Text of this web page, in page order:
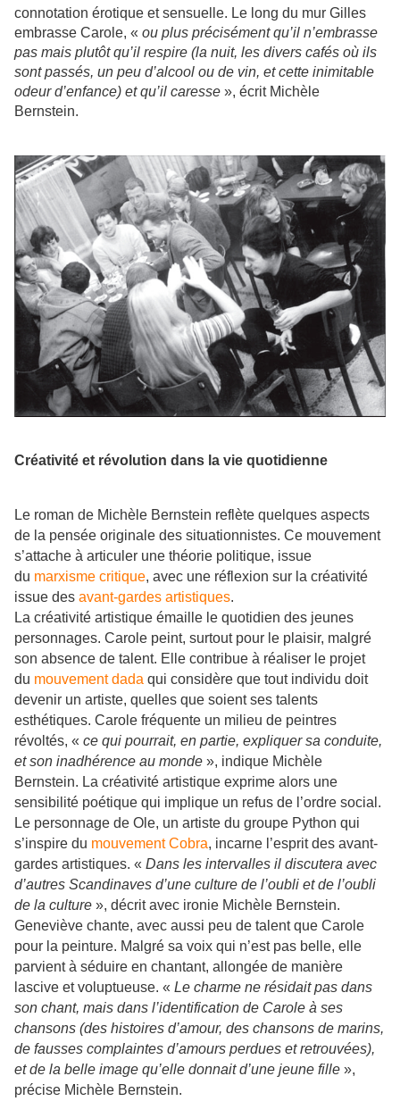
connotation érotique et sensuelle. Le long du mur Gilles
embrasse Carole, « ou plus précisément qu’il n’embrasse
pas mais plutôt qu’il respire (la nuit, les divers cafés où ils
sont passés, un peu d’alcool ou de vin, et cette inimitable
odeur d’enfance) et qu’il caresse », écrit Michèle
Bernstein.
Créativité et révolution dans la vie quotidienne
Le roman de Michèle Bernstein reflète quelques aspects
de la pensée originale des situationnistes. Ce mouvement
s’attache à articuler une théorie politique, issue
du marxisme critique, avec une réflexion sur la créativité
issue des avant-gardes artistiques.
La créativité artistique émaille le quotidien des jeunes
personnages. Carole peint, surtout pour le plaisir, malgré
son absence de talent. Elle contribue à réaliser le projet
du mouvement dada qui considère que tout individu doit
devenir un artiste, quelles que soient ses talents
esthétiques. Carole fréquente un milieu de peintres
révoltés, « ce qui pourrait, en partie, expliquer sa conduite,
et son inadhérence au monde », indique Michèle
Bernstein. La créativité artistique exprime alors une
sensibilité poétique qui implique un refus de l’ordre social.
Le personnage de Ole, un artiste du groupe Python qui
s’inspire du mouvement Cobra, incarne l’esprit des avant-
gardes artistiques. « Dans les intervalles il discutera avec
d’autres Scandinaves d’une culture de l’oubli et de l’oubli
de la culture », décrit avec ironie Michèle Bernstein.
Geneviève chante, avec aussi peu de talent que Carole
pour la peinture. Malgré sa voix qui n’est pas belle, elle
parvient à séduire en chantant, allongée de manière
lascive et voluptueuse. « Le charme ne résidait pas dans
son chant, mais dans l’identification de Carole à ses
chansons (des histoires d’amour, des chansons de marins,
de fausses complaintes d’amours perdues et retrouvées),
et de la belle image qu’elle donnait d’une jeune fille »,
précise Michèle Bernstein.